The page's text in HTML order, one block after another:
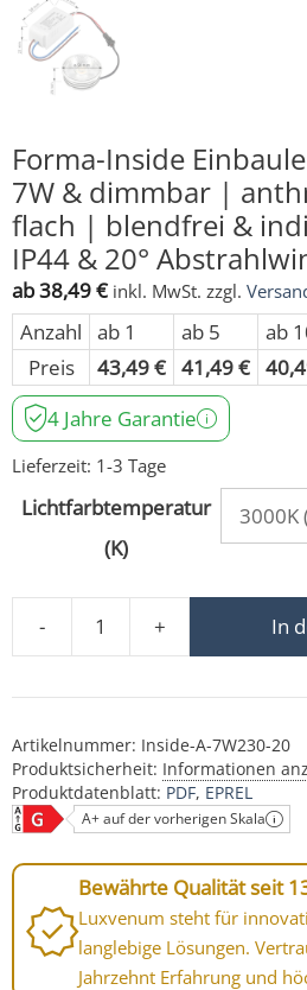
Forma-Inside
7W & dimmbar |
flach | blendfrei &
IP44 & 20°
ab38,49€ inkl. MwSt. zzgl.
Anzahl ab 1 ab 5 ab
Preis
43,49€ 41,49€
4 Jahre Garantie
Lieferzeit: 1-3 Tage
Lichtfarbtemperatur
(K)
-
Forma-Inside Einbauleuchte
+ In
Artikelnummer: Inside-A-7W230-20
Produktsicherheit: Informationen
Produktdatenblatt: PDF EPREL
A+ auf der vorherigen Skala
Bewährte Qualität seit
Luxvenum steht für
langlebige Lösungen.
Jahrzehnt Erfahrung und